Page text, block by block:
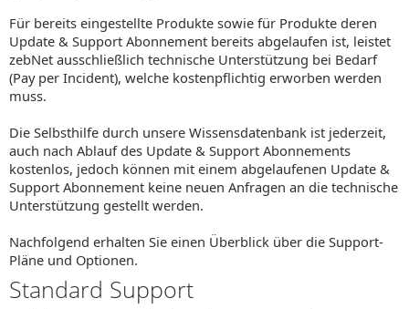
Für bereits eingestellte Produkte sowie für Produkte deren
Update & Support Abonnement bereits abgelaufen ist, leistet
zebNet ausschließlich technische Unterstützung bei Bedarf
(Pay per Incident), welche kostenpflichtig erworben werden
muss.
Die Selbsthilfe durch unsere Wissensdatenbank ist jederzeit,
auch nach Ablauf des Update & Support Abonnements
kostenlos, jedoch können mit einem abgelaufenen Update &
Support Abonnement keine neuen Anfragen an die technische
Unterstützung gestellt werden.
Nachfolgend erhalten Sie einen Überblick über die Support-
Pläne und Optionen.
Standard Support